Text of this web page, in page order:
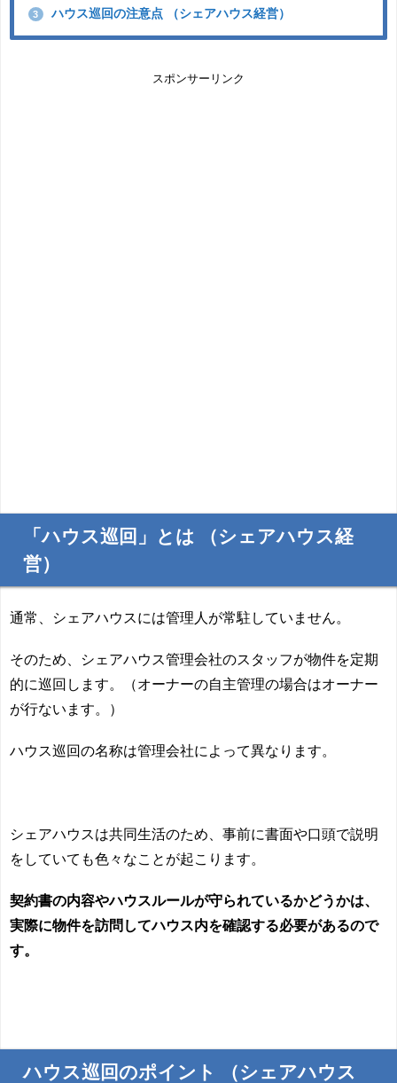
3 ハウス巡回の注意点 （シェアハウス経営）
スポンサーリンク
「ハウス巡回」とは （シェアハウス経
営）
通常、シェアハウスには管理人が常駐していません。
そのため、シェアハウス管理会社のスタッフが物件を定期
的に巡回します。（オーナーの自主管理の場合はオーナー
が行ないます。）
ハウス巡回の名称は管理会社によって異なります。
シェアハウスは共同生活のため、事前に書面や口頭で説明
をしていても色々なことが起こります。
契約書の内容やハウスルールが守られているかどうかは、
実際に物件を訪問してハウス内を確認する必要があるので
す。
ハウス巡回のポイント （シェアハウス